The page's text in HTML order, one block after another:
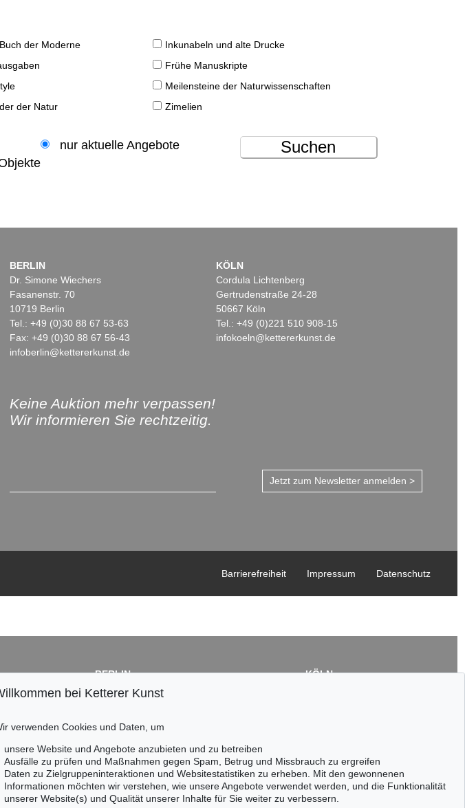
der Moderne
Inkunabeln und alte Drucke
Frühe Manuskripte
Meilensteine der Naturwissenschaften
der Natur Zimelien
nur aktuelle Angebote
Suchen
BERLIN
Dr. Simone Wiechers
Fasanenstr. 70
10719 Berlin
Tel.: +49 (0)30 88 67 53-63
Fax: +49 (0)30 88 67 56-43
infoberlin@kettererkunst.de
KÖLN
Cordula Lichtenberg
Gertrudenstraße 24-28
50667 Köln
Tel.: +49 (0)221 510 908-15
infokoeln@kettererkunst.de
Keine Auktion mehr verpassen!
Wir informieren Sie rechtzeitig.
Jetzt zum Newsletter anmelden >
Datenschutz
Impressum
Barrierefreiheit
BERLIN
Dr. Simone Wiechers
Tel.: +49 (0)30 88 67 53-63
Fax: +49 (0)30 88 67 56-43
infoberlin@kettererkunst.de
KÖLN
infokoeln@kettererkunst.de
bei Ketterer Kunst
verwenden Cookies und Daten, um
unsere Website und Angebote anzubieten und zu betreiben
Ausfälle zu prüfen und Maßnahmen gegen Spam, Betrug und Missbrauch zu ergreifen
Daten zu Zielgruppeninteraktionen und Websitestatistiken zu erheben. Mit den gewonnenen
Informationen möchten wir verstehen, wie unsere Angebote verwendet werden, und die Funktionalität
unserer Website(s) und Qualität unserer Inhalte für Sie weiter zu verbessern.